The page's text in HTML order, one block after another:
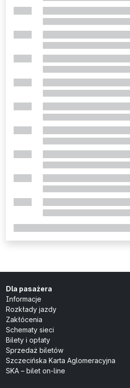
Dla pasażera
Informacje
Rozkłady jazdy
Zakłócenia
Schematy sieci
Bilety i opłaty
Sprzedaż biletów
Szczecińska Karta Aglomeracyjna
SKA – bilet on-line